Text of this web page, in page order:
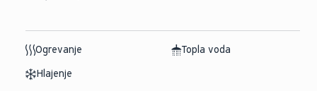
Ogrevanje
Topla voda
Hlajenje